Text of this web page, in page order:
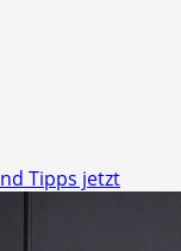
Tipps jetzt